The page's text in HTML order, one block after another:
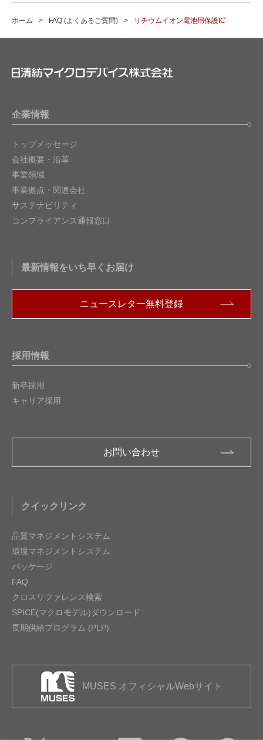
ホーム FAQ (よくあるご質問) リチウムイオン電池用保護IC
企業情報
トップメッセージ
会社概要・沿革
事業領域
事業拠点・関連会社
サステナビリティ
コンプライアンス通報窓口
最新情報をいち早くお届け
ニュースレター無料登録
採用情報
新卒採用
キャリア採用
お問い合わせ
クイックリンク
品質マネジメントシステム
環境マネジメントシステム
パッケージ
FAQ
クロスリファレンス検索
SPICE(マクロモデル)ダウンロード
長期供給プログラム (PLP)
MUSES オフィシャルWebサイト